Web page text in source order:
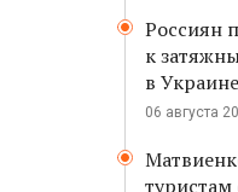
Россиян
к
в Украине
06 августа